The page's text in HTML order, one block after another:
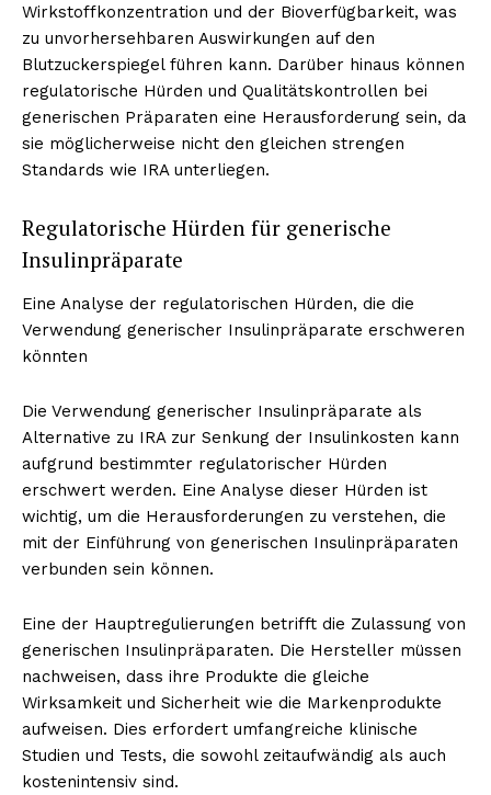
Wirkstoffkonzentration und der Bioverfügbarkeit, was
zu unvorhersehbaren Auswirkungen auf den
Blutzuckerspiegel führen kann. Darüber hinaus können
regulatorische Hürden und Qualitätskontrollen bei
generischen Präparaten eine Herausforderung sein, da
sie möglicherweise nicht den gleichen strengen
Standards wie IRA unterliegen.
Regulatorische Hürden für generische
Insulinpräparate
Eine Analyse der regulatorischen Hürden, die die
Verwendung generischer Insulinpräparate erschweren
könnten
Die Verwendung generischer Insulinpräparate als
Alternative zu IRA zur Senkung der Insulinkosten kann
aufgrund bestimmter regulatorischer Hürden
erschwert werden. Eine Analyse dieser Hürden ist
wichtig, um die Herausforderungen zu verstehen, die
mit der Einführung von generischen Insulinpräparaten
verbunden sein können.
Eine der Hauptregulierungen betrifft die Zulassung von
generischen Insulinpräparaten. Die Hersteller müssen
nachweisen, dass ihre Produkte die gleiche
Wirksamkeit und Sicherheit wie die Markenprodukte
aufweisen. Dies erfordert umfangreiche klinische
Studien und Tests, die sowohl zeitaufwändig als auch
kostenintensiv sind.